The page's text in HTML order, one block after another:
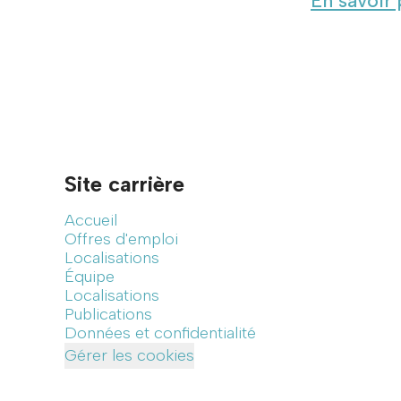
Site carrière
Accueil
Offres d'emploi
Localisations
Équipe
Localisations
Publications
Données et confidentialité
Gérer les cookies